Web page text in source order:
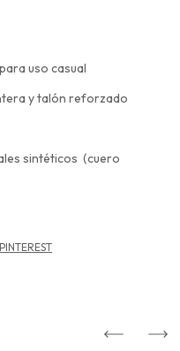
uso casual
y talón reforzado
sintéticos (cuero
PINTEREST